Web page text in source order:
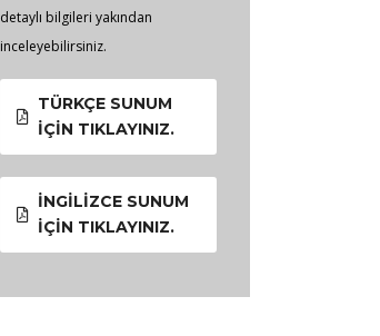
detaylı bilgileri yakından
inceleyebilirsiniz.
TÜRKÇE SUNUM
İÇIN TIKLAYINIZ.
İNGILIZCE SUNUM
İÇIN TIKLAYINIZ.